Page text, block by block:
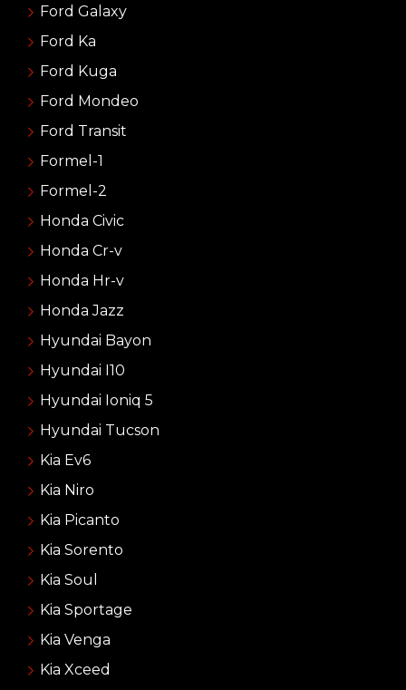
Ford Galaxy
Ford Ka
Ford Kuga
Ford Mondeo
Ford Transit
Formel-1
Formel-2
Honda Civic
Honda Cr-v
Honda Hr-v
Honda Jazz
Hyundai Bayon
Hyundai I10
Hyundai Ioniq 5
Hyundai Tucson
Kia Ev6
Kia Niro
Kia Picanto
Kia Sorento
Kia Soul
Kia Sportage
Kia Venga
Kia Xceed